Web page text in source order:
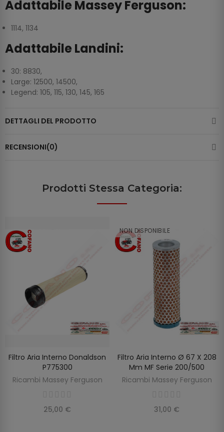
Adattabile Massey Ferguson:
1114, 1134
Adattabile Landini:
30: 8830,
Large: 12500, 14500,
Legend: 105, 115, 130, 145, 165
DETTAGLI DEL PRODOTTO
RECENSIONI(0)
Prodotti Stessa Categoria:
AGGIUNGI AL CARRELLO
Filtro Aria Interno Donaldson
P775300
Ricambi Massey Ferguson
25,00 €
NON DISPONIBILE
SCOPRIRE
Filtro Aria Interno Ø 67 X 208
Mm MF Serie 200/500
Ricambi Massey Ferguson
31,00 €